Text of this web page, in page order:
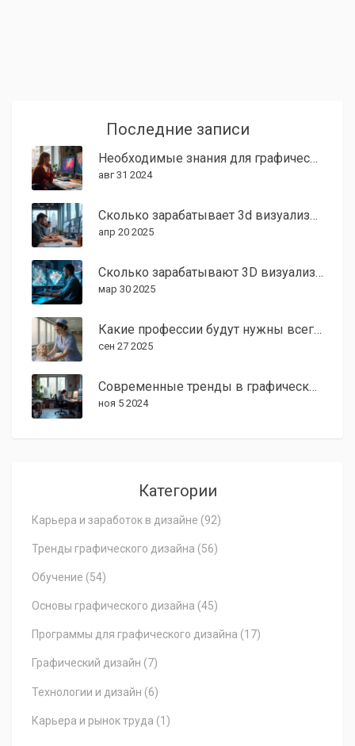
Последние записи
Необходимые знания для графического дизайнера
авг 31 2024
Сколько зарабатывает 3d визуализатор в США: реальные цифры и нюансы рынка
апр 20 2025
Сколько зарабатывают 3D визуализаторы в США?
мар 30 2025
Какие профессии будут нужны всегда? Полный обзор востребованных сфер
сен 27 2025
Современные тренды в графическом дизайне 2024: что нового?
ноя 5 2024
Категории
Карьера и заработок в дизайне (92)
Тренды графического дизайна (56)
Обучение (54)
Основы графического дизайна (45)
Программы для графического дизайна (17)
Графический дизайн (7)
Технологии и дизайн (6)
Карьера и рынок труда (1)